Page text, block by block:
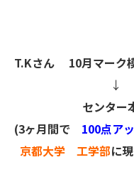
T.Kさん 10月マーク
↓
センター
(3ヶ月間で 100点ア
京都大学 工学部に